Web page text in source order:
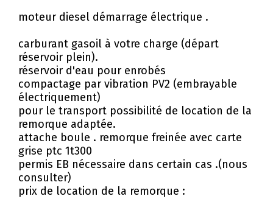
moteur diesel démarrage électrique .
carburant gasoil à votre charge (départ
réservoir plein).
réservoir d'eau pour enrobés
compactage par vibration PV2 (embrayable
électriquement)
pour le transport possibilité de location de la
remorque adaptée.
attache boule . remorque freinée avec carte
grise ptc 1t300
permis EB nécessaire dans certain cas .(nous
consulter)
prix de location de la remorque :